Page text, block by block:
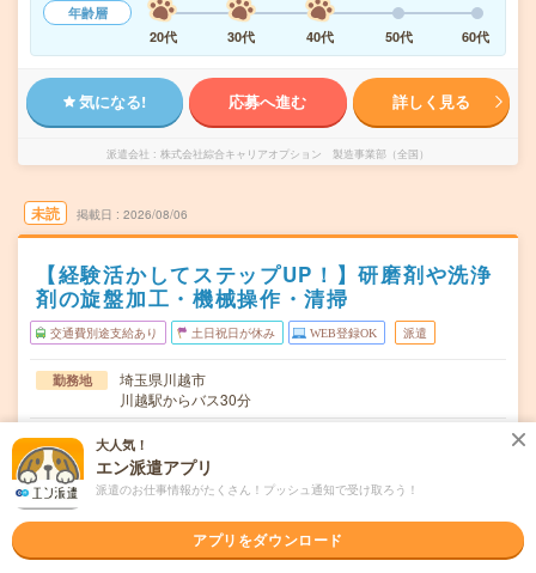
年齢層
20代
30代 40代 50代 60代
気になる! 応募へ進む 詳しく見る
派遣会社 株式会社綜合キャリアオプション 製造事業部（全国）
未読 掲載日 2026/08/06
【経験活かしてステップUP！】研磨剤や洗浄
剤の旋盤加工・機械操作・清掃
交通費別途支給あり 土日祝日が休み WEB登録OK 派遣
勤務地
埼玉県川越市
川越駅からバス30分
曜日頻度 月～金
時間 08:00～17:00
期間
時給 時給2000円
大人気！
エン派遣アプリ
派遣のお仕事情報がたくさん！プッシュ通知で受け取ろう！
アプリをダウンロード